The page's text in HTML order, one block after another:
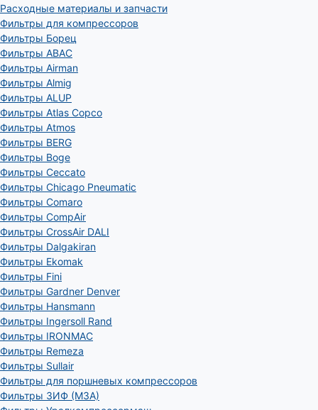
Расходные материалы и запчасти
Фильтры для компрессоров
Фильтры Борец
Фильтры ABAC
Фильтры Airman
Фильтры Almig
Фильтры ALUP
Фильтры Atlas Copco
Фильтры Atmos
Фильтры BERG
Фильтры Boge
Фильтры Ceccato
Фильтры Chicago Pneumatic
Фильтры Comaro
Фильтры CompAir
Фильтры CrossAir DALI
Фильтры Dalgakiran
Фильтры Ekomak
Фильтры Fini
Фильтры Gardner Denver
Фильтры Hansmann
Фильтры Ingersoll Rand
Фильтры IRONMAC
Фильтры Remeza
Фильтры Sullair
Фильтры для поршневых компрессоров
Фильтры ЗИФ (МЗА)